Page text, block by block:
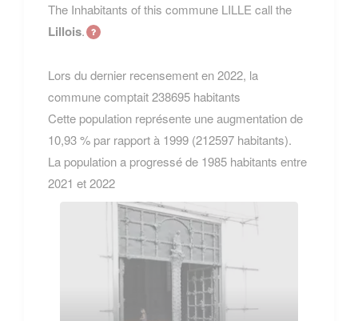
The Inhabitants of this commune LILLE call the
Lillois.
Lors du dernier recensement en 2022, la
commune comptait 238695 habitants
Cette population représente une augmentation de
10,93 % par rapport à 1999 (212597 habitants).
La population a progressé de 1985 habitants entre
2021 et 2022